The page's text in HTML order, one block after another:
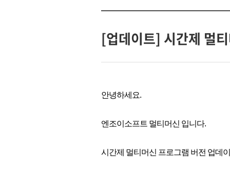
[업데이트] 시간제 멀
안녕하세요.
엔조이소프트 멀티머신 입니다.
시간제 멀티머신 프로그램 버전 업데